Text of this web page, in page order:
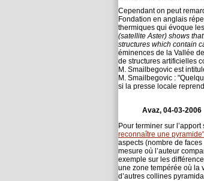
Cependant on peut
Fondation en anglais
thermiques qui évoque
(satellite Aster) shows
structures which contain
éminences de la Vallée
de structures artificielles
M. Smailbegovic est
M. Smailbegovic :
si la presse locale
Avaz, 04-03-2006
Pour terminer sur
reconnaître une
aspects (nombre de
mesure où l’auteur
exemple sur les
une zone tempérée où la
d’autres collines